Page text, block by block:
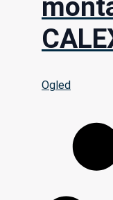
Ogled